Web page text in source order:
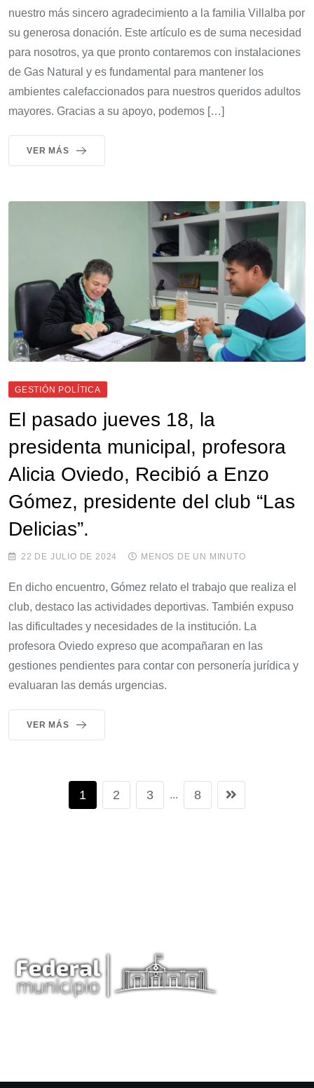
nuestro más sincero agradecimiento a la familia Villalba por
su generosa donación. Este artículo es de suma necesidad
para nosotros, ya que pronto contaremos con instalaciones
de Gas Natural y es fundamental para mantener los
ambientes calefaccionados para nuestros queridos adultos
mayores. Gracias a su apoyo, podemos […]
VER MÁS
GESTIÓN POLÍTICA
El pasado jueves 18, la
presidenta municipal, profesora
Alicia Oviedo, Recibió a Enzo
Gómez, presidente del club “Las
Delicias”.
22 DE JULIO DE 2024 MENOS DE UN MINUTO
En dicho encuentro, Gómez relato el trabajo que realiza el
club, destaco las actividades deportivas. También expuso
las dificultades y necesidades de la institución. La
profesora Oviedo expreso que acompañaran en las
gestiones pendientes para contar con personería jurídica y
evaluaran las demás urgencias.
VER MÁS
1 2 3 ... 8